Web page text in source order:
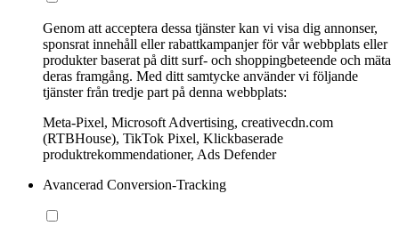
Genom att acceptera dessa tjänster kan vi visa dig annonser,
sponsrat innehåll eller rabattkampanjer för vår webbplats eller
produkter baserat på ditt surf- och shoppingbeteende och mäta
deras framgång. Med ditt samtycke använder vi följande
tjänster från tredje part på denna webbplats:
Meta-Pixel, Microsoft Advertising, creativecdn.com
(RTBHouse), TikTok Pixel, Klickbaserade
produktrekommendationer, Ads Defender
Avancerad Conversion-Tracking